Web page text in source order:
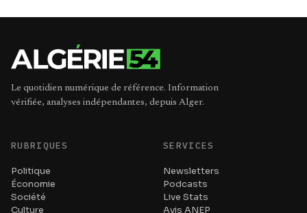
Le quotidien numérique de référence. Information
vérifiée, analyses indépendantes, depuis Alger.
RUBRIQUES
Politique
Économie
Société
Culture
SERVICES
Newsletters
Podcasts
Live Stats
Avis ANEP